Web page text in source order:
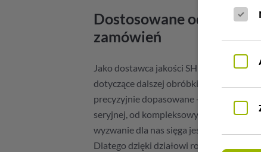
Dostosowane od A do Z
zamówień
Jako dostawca jakości SHP Primaflex
dotyczące dalszej obróbki i montażu,
precyzyjnie dopasowane - od
seryjnej, od kompleksowych systemów
wyzwanie dla nas sięga jeszcze dalej: w
Dlatego dzięki działowi rozwoju